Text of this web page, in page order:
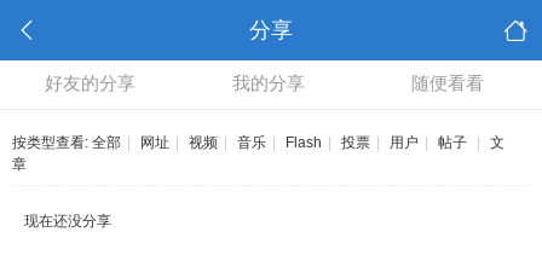
分享
好友的分享 我的分享 随便看看
按类型查看: 全部 网址 视频 音乐 Flash 投票 用户 帖子
文
章
现在还没分享